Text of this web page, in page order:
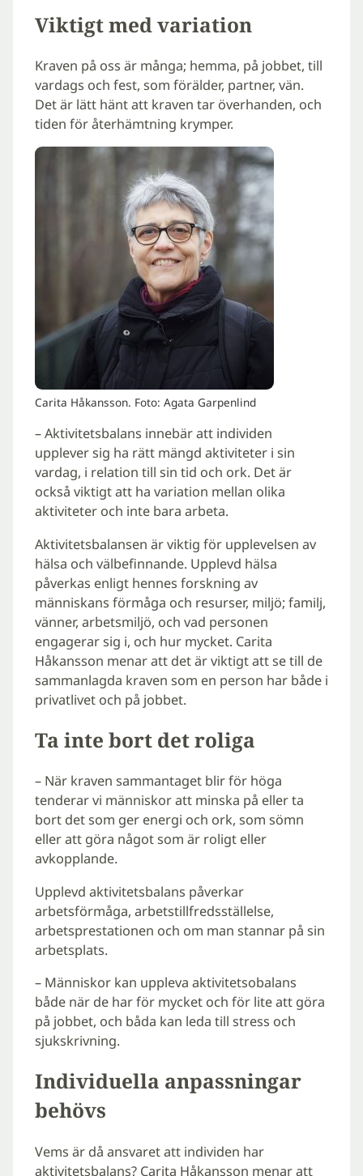
Viktigt med variation
Kraven på oss är många; hemma, på jobbet, till
vardags och fest, som förälder, partner, vän.
Det är lätt hänt att kraven tar överhanden, och
tiden för återhämtning krymper.
Carita Håkansson. Foto: Agata Garpenlind
– Aktivitetsbalans innebär att individen
upplever sig ha rätt mängd aktiviteter i sin
vardag, i relation till sin tid och ork. Det är
också viktigt att ha variation mellan olika
aktiviteter och inte bara arbeta.
Aktivitetsbalansen är viktig för upplevelsen av
hälsa och välbefinnande. Upplevd hälsa
påverkas enligt hennes forskning av
människans förmåga och resurser, miljö; familj,
vänner, arbetsmiljö, och vad personen
engagerar sig i, och hur mycket. Carita
Håkansson menar att det är viktigt att se till de
sammanlagda kraven som en person har både i
privatlivet och på jobbet.
Ta inte bort det roliga
– När kraven sammantaget blir för höga
tenderar vi människor att minska på eller ta
bort det som ger energi och ork, som sömn
eller att göra något som är roligt eller
avkopplande.
Upplevd aktivitetsbalans påverkar
arbetsförmåga, arbetstillfredsställelse,
arbetsprestationen och om man stannar på sin
arbetsplats.
– Människor kan uppleva aktivitetsobalans
både när de har för mycket och för lite att göra
på jobbet, och båda kan leda till stress och
sjukskrivning.
Individuella anpassningar
behövs
Vems är då ansvaret att individen har
aktivitetsbalans? Carita Håkansson menar att